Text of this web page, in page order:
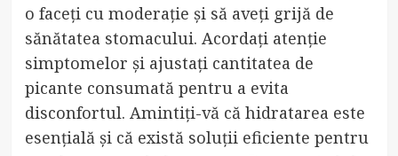
o faceți cu moderație și să aveți grijă de
sănătatea stomacului. Acordați atenție
simptomelor și ajustați cantitatea de
picante consumată pentru a evita
disconfortul. Amintiți-vă că hidratarea este
esențială și că există soluții eficiente pentru